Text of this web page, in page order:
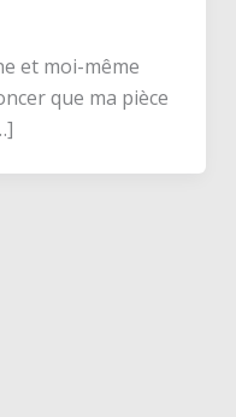
et moi-même
que ma pièce